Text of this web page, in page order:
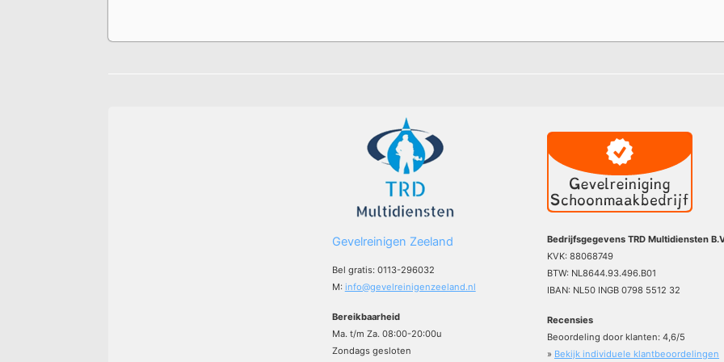
Gevelreinigen Zeeland
Bel gratis: 0113-296032
M: info@gevelreinigenzeeland.nl
Bereikbaarheid
Ma. t/m Za. 08:00-20:00u
Zondags gesloten
Bedrijfsgegevens TRD Multidiensten
KVK: 88068749
BTW: NL8644.93.496.B01
IBAN: NL50 INGB 0798 5512 32
Recensies
Beoordeling door klanten: 4,6/5
» Bekijk individuele klantbeoordelingen